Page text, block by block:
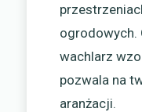
ogrodowych.
wachlarz
pozwala na
aranżacji.